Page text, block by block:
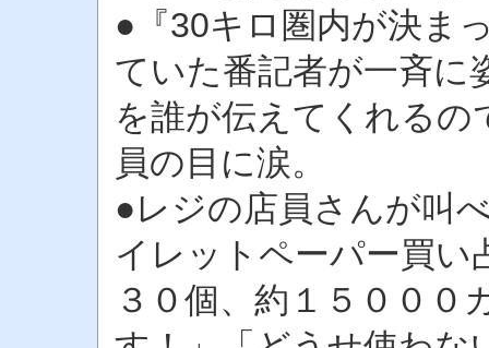
●『30キロ圏内が決ま
ていた番記者が一斉に
を誰が伝えてくれるの
員の目に涙。
●レジの店員さんが叫
イレットペーパー買い
３０個、約１５０００